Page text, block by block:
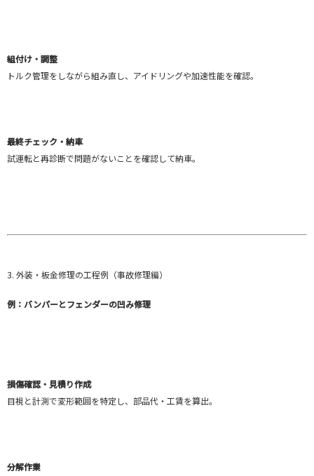
組付け・調整
トルク管理をしながら組み直し、アイドリングや加速性能を確認。
最終チェック・納車
試運転と再診断で問題がないことを確認して納車。
3. 外装・板金修理の工程例（事故修理編）
例：バンパーとフェンダーの凹み修理
損傷確認・見積り作成
目視と計測で変形範囲を特定し、部品代・工賃を算出。
分解作業